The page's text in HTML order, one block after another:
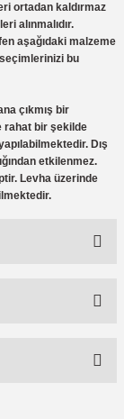
ortadan kaldırmaz
alınmalıdır.
aşağıdaki malzeme
bu
çıkmış bir
rahat bir şekilde
Dış
etkilenmez.
Levha üzerinde